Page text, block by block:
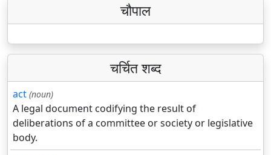
चौपाल
चर्चित शब्द
act (noun)
A legal document codifying the result of
deliberations of a committee or society or legislative
body.